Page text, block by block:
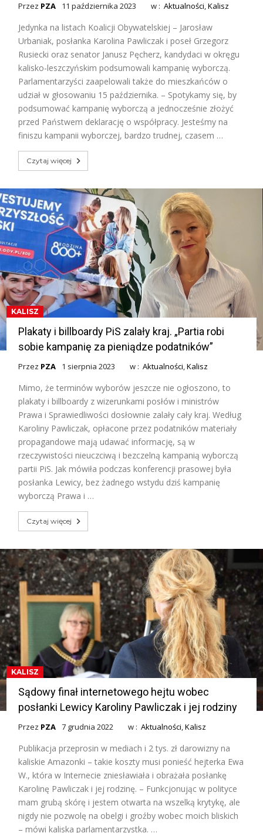
Przez PZA 11 października 2023 w :Aktualności,Kalisz
Jedynka na listach Koalicji Obywatelskiej – Jarosław
Urbaniak, posłanka Karolina Pawliczak i poseł Grzegorz
Rusiecki oraz senator Janusz Pęcherz, kandydaci w okręgu
kalisko-leszczyńskim podsumowali kampanię wyborczą.
Parlamentarzyści zaapelowali także do mieszkańców o
udział w głosowaniu 15 października. – Spotykamy się, by
podsumować kampanię wyborczą a jednocześnie złożyć
przed Państwem deklarację o współpracy. Jesteśmy na
finiszu kampanii wyborczej, bardzo trudnej, czasem …
Czytaj więcej
KALISZ
Plakaty i billboardy PiS zalały kraj. „Partia robi
sobie kampanię za pieniądze podatników”
Przez PZA 1 sierpnia 2023 w :Aktualności,Kalisz
Mimo, że terminów wyborów jeszcze nie ogłoszono, to
plakaty i billboardy z wizerunkami posłów i ministrów
Prawa i Sprawiedliwości dosłownie zalały cały kraj. Według
Karoliny Pawliczak, opłacone przez podatników materiały
propagandowe mają udawać informację, są w
rzeczywistości nieuczciwą i bezczelną kampanią wyborczą
partii PiS. Jak mówiła podczas konferencji prasowej była
posłanka Lewicy, bez żadnego wstydu dziś kampanię
wyborczą Prawa i …
Czytaj więcej
KALISZ
Sądowy finał internetowego hejtu wobec
posłanki Lewicy Karoliny Pawliczak i jej rodziny
Przez PZA 7 grudnia 2022 w :Aktualności,Kalisz
Publikacja przeprosin w mediach i 2 tys. zł darowizny na
kaliskie Amazonki – takie koszty musi ponieść hejterka Ewa
W., która w Internecie zniesławiała i obrażała posłankę
Karolinę Pawliczak i jej rodzinę. – Funkcjonując w polityce
mam grubą skórę i jestem otwarta na wszelką krytykę, ale
nigdy nie pozwolę na obelgi i groźby wobec moich bliskich
– mówi kaliska parlamentarzystka. …